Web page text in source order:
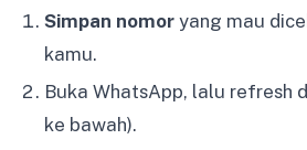
Simpan nomor yang mau
kamu.
Buka WhatsApp, lalu refresh
ke bawah).